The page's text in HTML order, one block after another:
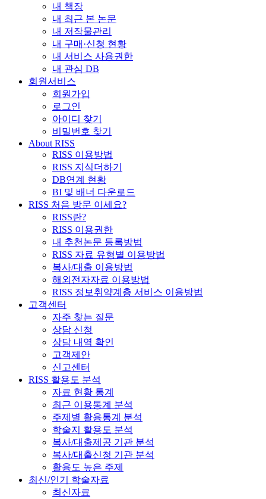
내 책장
내 최근 본 논문
내 저작물관리
내 구매·신청 현황
내 서비스 사용권한
내 관심 DB
회원서비스
회원가입
로그인
아이디 찾기
비밀번호 찾기
About RISS
RISS 이용방법
RISS 지식더하기
DB연계 현황
BI 및 배너 다운로드
RISS 처음 방문 이세요?
RISS란?
RISS 이용권한
내 추천논문 등록방법
RISS 자료 유형별 이용방법
복사/대출 이용방법
해외전자자료 이용방법
RISS 정보취약계층 서비스 이용방법
고객센터
자주 찾는 질문
상담 신청
상담 내역 확인
고객제안
신고센터
RISS 활용도 분석
자료 현황 통계
최근 이용통계 분석
주제별 활용통계 분석
학술지 활용도 분석
복사/대출제공 기관 분석
복사/대출신청 기관 분석
활용도 높은 주제
최신/인기 학술자료
최신자료